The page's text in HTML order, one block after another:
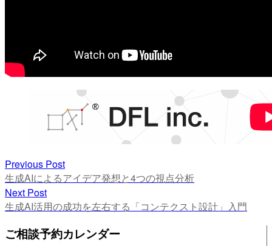
投
稿
ナ
ビ
Previous Post
Previous
post:
生成AIによるアイデア発想と4つの視点分析
Next Post
Next
生成AI活用の成功を左右する「コンテクスト設計」入門
ご相談予約カレンダー